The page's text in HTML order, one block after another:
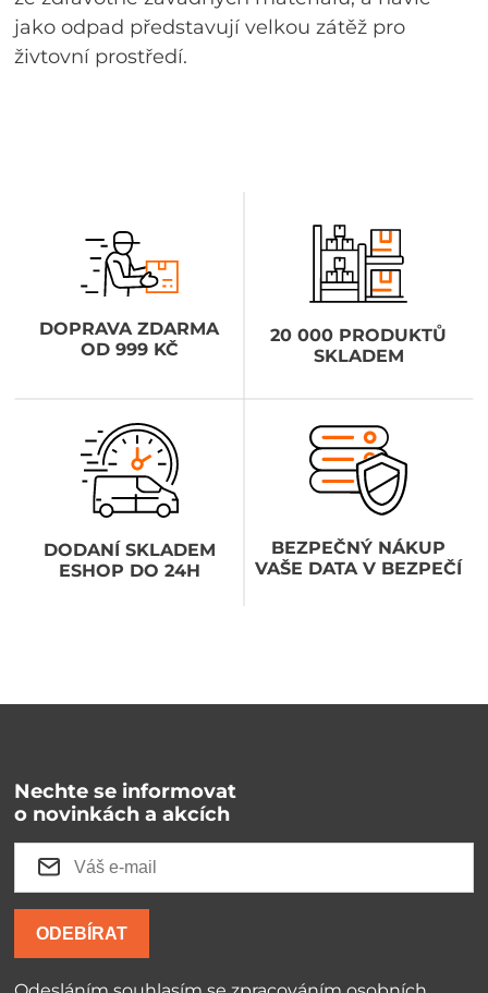
jako odpad představují velkou zátěž pro
živtovní prostředí.
DOPRAVA ZDARMA
OD 999 KČ
20 000 PRODUKTŮ
SKLADEM
DODANÍ SKLADEM
ESHOP DO 24H
BEZPEČNÝ NÁKUP
VAŠE DATA V BEZPEČÍ
Nechte se informovat
o novinkách a akcích
ODEBÍRAT